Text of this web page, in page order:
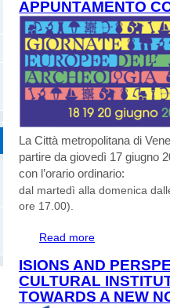
APPUNTAMENTO
La Città metropolitana di
partire da giovedì 17 giugno
con l’orario ordinario:
dal martedì alla domenica
ore 17.00).
Read more
CON LA STORIA,
ISIONS AND
CULTURAL
TOWARDS A NEW